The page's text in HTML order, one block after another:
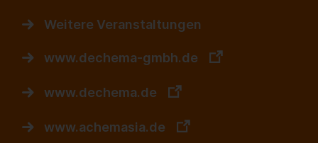
Weitere Veranstaltungen
www.dechema-gmbh.de
www.dechema.de
www.achemasia.de